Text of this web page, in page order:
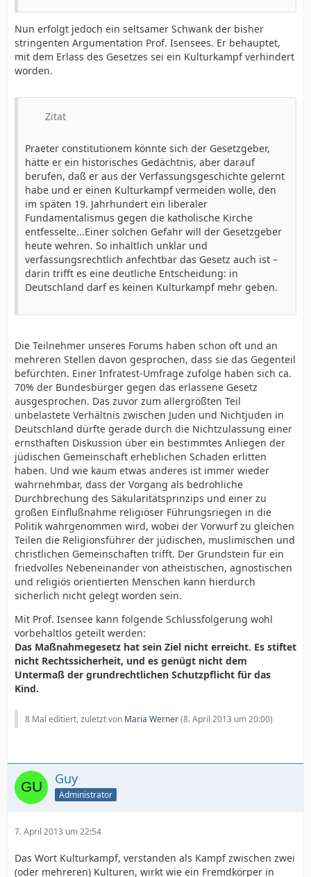
Aus grundrechtlicher Sicht ist es allen Beteiligten
zumutbar, mit einer Maßnahme solcher Art zu warten,
bis das Kind selber die Einwilligung erteilen kann. Das
Gesetz weicht dem Problem aus.
Inhalt und Ausmaß des Vorbehalts mit der gebotenen
herzustellen.
...
Das Wächteramt begleitet die Ausübung des
Elternrechts von Anfang an und ohne Unterbrechung.
Der Staat kann sich seines Amtes nicht entledigen und
das Gesetz kann ihn davon auch nicht zeitweilig und
nicht gegenständlich beschränkt suspendieren.
...
Anästhesie, die dem Vorbehalt unterliegt, wird nicht
gesetzlich vorgeschrieben. Sie unterbleibt also, oder sie
liegt in unbefugten Händen.
Doch die Verantwortung für die Einhaltung der
Beschneider ordiniert, freilich unter der Bedingung,
daß sie sich auf die Einwilligung der Eltern stützen
kann.
...
Es ist die Religionsgesellschaft, die definiert, was das
Kindeswohl erheischt und was die Regeln ärztlicher
Kunst für die Zirkumzision verlangen.
...
Der Mohel kann ohne Assistenz eines Arztes oder einer
Krankenschwester operieren. Die Operation durch den
Arzt wird nicht als rituell anerkannt. Die jüdische
Gemeinde bestimmt, ob und wie der Säugling betäubt
wird.
Nun erfolgt jedoch ein seltsamer Schwank der bisher
stringenten Argumentation Prof. Isensees. Er behauptet,
mit dem Erlass des Gesetzes sei ein Kulturkampf verhindert
worden.
Zitat
Praeter constitutionem könnte sich der Gesetzgeber,
hätte er ein historisches Gedächtnis, aber darauf
berufen, daß er aus der Verfassungsgeschichte gelernt
habe und er einen Kulturkampf vermeiden wolle, den
im späten 19. Jahrhundert ein liberaler
Fundamentalismus gegen die katholische Kirche
entfesselte...Einer solchen Gefahr will der Gesetzgeber
heute wehren. So inhaltlich unklar und
verfassungsrechtlich anfechtbar das Gesetz auch ist –
darin trifft es eine deutliche Entscheidung: in
Deutschland darf es keinen Kulturkampf mehr geben.
Die Teilnehmer unseres Forums haben schon oft und an
mehreren Stellen davon gesprochen, dass sie das Gegenteil
befürchten. Einer Infratest-Umfrage zufolge haben sich ca.
70% der Bundesbürger gegen das erlassene Gesetz
ausgesprochen. Das zuvor zum allergrößten Teil
unbelastete Verhältnis zwischen Juden und Nichtjuden in
Deutschland dürfte gerade durch die Nichtzulassung einer
ernsthaften Diskussion über ein bestimmtes Anliegen der
jüdischen Gemeinschaft erheblichen Schaden erlitten
haben. Und wie kaum etwas anderes ist immer wieder
wahrnehmbar, dass der Vorgang als bedrohliche
Durchbrechung des Säkularitätsprinzips und einer zu
großen Einflußnahme religiöser Führungsriegen in die
Politik wahrgenommen wird, wobei der Vorwurf zu gleichen
Teilen die Religionsführer der jüdischen, muslimischen und
christlichen Gemeinschaften trifft. Der Grundstein für ein
friedvolles Nebeneinander von atheistischen, agnostischen
und religiös orientierten Menschen kann hierdurch
sicherlich nicht gelegt worden sein.
Mit Prof. Isensee kann folgende Schlussfolgerung wohl
vorbehaltlos geteilt werden:
Das Maßnahmegesetz hat sein Ziel nicht erreicht. Es stiftet
nicht Rechtssicherheit, und es genügt nicht dem
Untermaß der grundrechtlichen Schutzpflicht für das
Kind.
8 Mal editiert, zuletzt von Maria Werner(8. April 2013 um 20:00)
Guy
Administrator
7. April 2013 um 22:54
Das Wort Kulturkampf, verstanden als Kampf zwischen zwei
(oder mehreren) Kulturen, wirkt wie ein Fremdkörper in